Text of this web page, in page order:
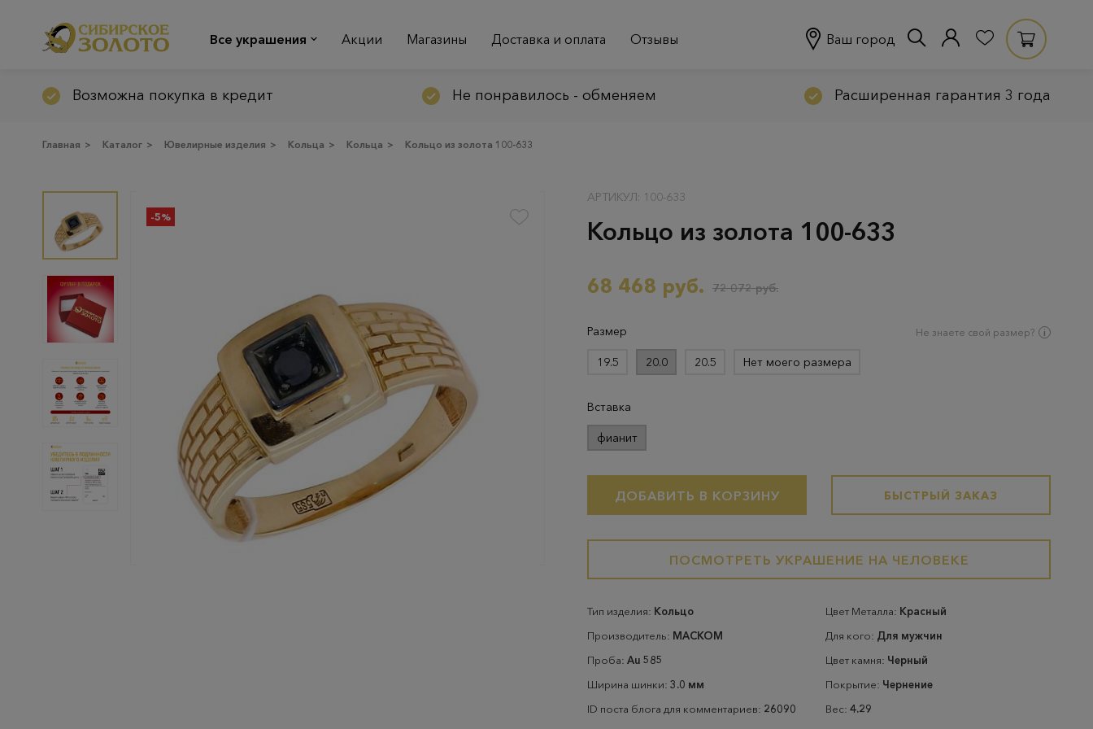
Все украшения Акции Магазины Доставка и оплата Отзывы Ваш город
Возможна покупка в кредит Не понравилось - обменяем Расширенная гарантия 3 года
Главная > Каталог > Ювелирные изделия > Кольца > Кольца > Кольцо из золота 100-633
-5%
АРТИКУЛ: 100-633
Кольцо из золота 100-633
68 468 руб. 72 072 руб.
Размер Не знаете свой размер?
19.5 20.0 20.5 Нет моего размера
Вставка
фианит
ДОБАВИТЬ В КОРЗИНУ БЫСТРЫЙ ЗАКАЗ
ПОСМОТРЕТЬ УКРАШЕНИЕ НА ЧЕЛОВЕКЕ
Тип изделия: Кольцо
Производитель: МАСКОМ
Проба: Au 585
Ширина шинки: 3.0 мм
ID поста блога для комментариев: 26090
Цвет Металла: Красный
Для кого: Для мужчин
Цвет камня: Черный
Покрытие: Чернение
Вес: 4.29